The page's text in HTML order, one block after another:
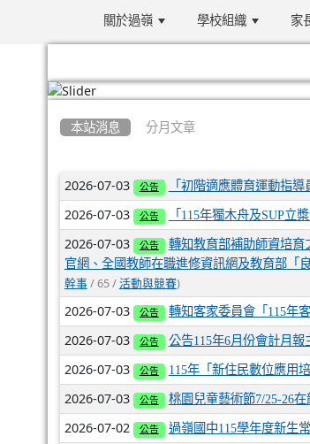
關於過嶺 學校組織 家
本站消息 分月文章
文章列表
2026-07-03 公告 「初階適應體育運動指導
2026-07-03 公告 「115年獨木舟及SUP立
2026-07-03 公告
轉知教育部補助師資培育
官網、全國教師在職進修資訊網及教育部「
幹事/ 65 / 活動與競賽)
2026-07-03 公告 轉知客家委員會「115年
2026-07-03 公告 公告115年6月份會計月報
2026-07-03 公告 115年「新住民數位應用
2026-07-03 公告 桃園兒童藝術節7/25-26在
2026-07-02 公告 過嶺國中115學年度新生